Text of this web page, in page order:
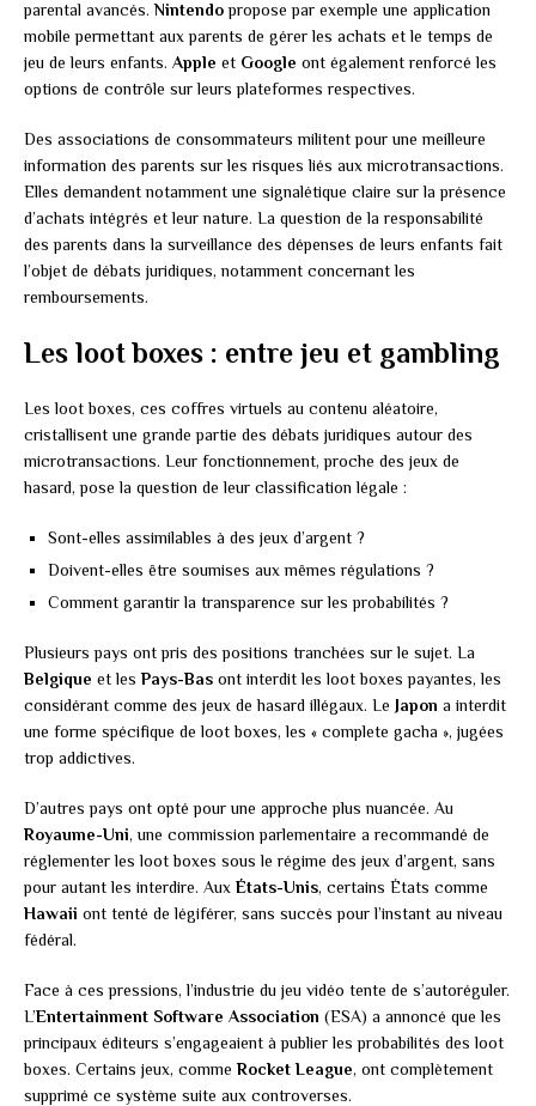
parental avancés.Nintendopropose par exemple une application
mobile permettant aux parents de gérer les achats et le temps de
jeu de leurs enfants. Apple et Google ont également renforcé les
options de contrôle sur leurs plateformes respectives.
Des associations de consommateurs militent pour une meilleure
information des parents sur les risques liés aux microtransactions.
Elles demandent notamment une signalétique claire sur la présence
d’achats intégrés et leur nature. La question de la responsabilité
des parents dans la surveillance des dépenses de leurs enfants fait
l’objet de débats juridiques, notamment concernant les
remboursements.
Les loot boxes : entre jeu et gambling
Les loot boxes, ces coffres virtuels au contenu aléatoire,
cristallisent une grande partie des débats juridiques autour des
microtransactions. Leur fonctionnement, proche des jeux de
hasard, pose la question de leur classification légale :
Sont-elles assimilables à des jeux d’argent ?
Doivent-elles être soumises aux mêmes régulations ?
Comment garantir la transparence sur les probabilités ?
Plusieurs pays ont pris des positions tranchées sur le sujet. La
Belgique et lesPays-Bas ont interdit les loot boxes payantes, les
considérant comme des jeux de hasard illégaux. Le Japon a interdit
une forme spécifique de loot boxes, les « complete gacha », jugées
trop addictives.
D’autres pays ont opté pour une approche plus nuancée. Au
Royaume-Uni, une commission parlementaire a recommandé de
réglementer les loot boxes sous le régime des jeux d’argent, sans
pour autant les interdire. Aux États-Unis, certains États comme
Hawaii ont tenté de légiférer, sans succès pour l’instant au niveau
fédéral.
Face à ces pressions, l’industrie du jeu vidéo tente de s’autoréguler.
L’Entertainment Software Association (ESA) a annoncé que les
principaux éditeurs s’engageaient à publier les probabilités des loot
boxes. Certains jeux, commeRocket League, ont complètement
supprimé ce système suite aux controverses.